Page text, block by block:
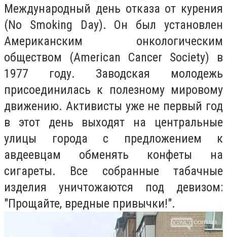
Международный день отказа от курения
(No Smoking Day). Он был установлен
Американским онкологическим
обществом (American Cancer Society) в
1977 году. Заводская молодежь
присоединилась к полезному мировому
движению. Активисты уже не первый год
в этот день выходят на центральные
улицы города с предложением к
авдеевцам обменять конфеты на
сигареты. Все собранные табачные
изделия уничтожаются под девизом:
"Прощайте, вредные привычки!".